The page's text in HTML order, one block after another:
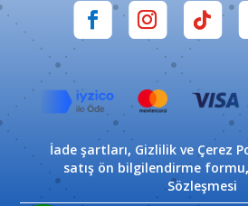
İade şartları, Gizlilik ve Çerez
satış ön bilgilendirme formu,
Sözleşmesi